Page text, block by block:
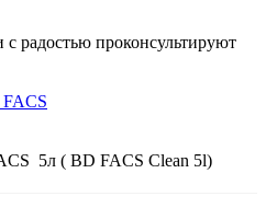
радостью проконсультируют
5л ( BD FACS Clean 5l)